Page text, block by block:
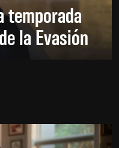
temporada
la Evasión